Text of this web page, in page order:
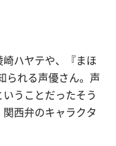
崎ハヤテや、『まほ
られる声優さん。声
うことだったそう
西弁のキャラクタ